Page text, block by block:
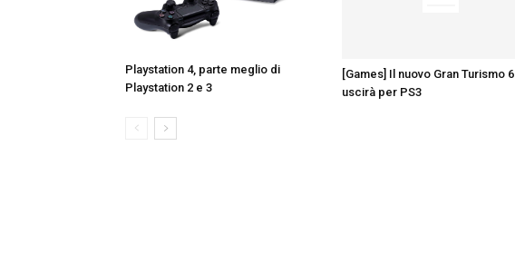
Playstation 4, parte meglio di
Playstation 2 e 3
[Games] Il nuovo Gran Turismo 6
uscirà per PS3